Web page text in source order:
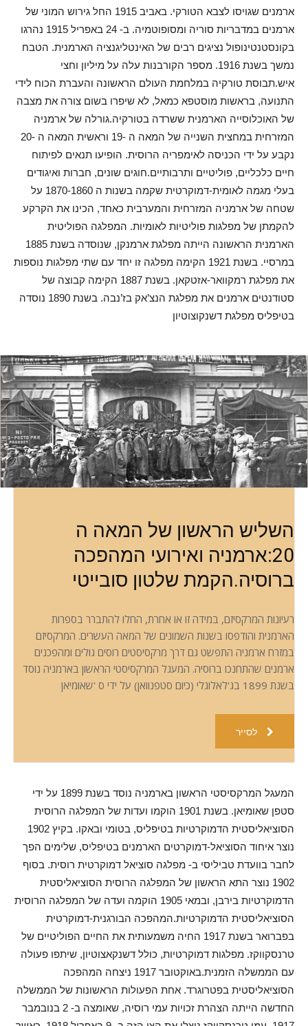
ארמנים שגויסו לצבא הטורקי. באביב 1915 החל גירוש המוני של
ארמנים במדבריות סוריה ומסופוטמיה. ב- 24 באפריל 1915 נהרגו
בקונסטנטינופול נציגים רבים של האינטליגנציה הארמנית. הטבח
נמשך בשנת 1916. מספר הקורבנות עלה על מיליון וחצי
איש.תבוסת טורקיה במלחמת העולם הראשונה והעברת הכוח לידי
התנועה, בראשות מוסטפא כמאל, לא שיפרו בשום צורה את מצבה
של האוכלוסייה הארמנית ששרדה בטורקיה.גורלה של ארמניה
המזרחית במחצית השנייה של המאה ה -19 וראשית המאה ה -20
נקבע על ידי הכניסה לאימפריה הרוסית. הופיעו תנאים לפיתוח
חיים כלכליים, פוליטיים ותרבותיים.חוגים שונים, חברות ואיגודים
בעלי מגמה לאומית-דמוקרטית שקמה בשנות ה 1870-1860 על
שטחה של ארמניה המזרחית והמערבית כאחד, הכינו את הקרקע
להקמתן של מפלגות פוליטיות לאומיות. המפלגה הפוליטית
הארמנית הראשונה הייתה מפלגת ארמנקן, שנוסדה בשנת 1885
במרסיי. בשנת 1921 הקימה מפלגה זו יחד עם שתי מפלגות נוספות
את מפלגת רמקוואר-אזטקאן. בשנת 1887 הקימה קבוצה של
סטודנטים ארמנים את מפלגת הנצ’אק בז’נבה. בשנת 1890 נוסדה
בטיפליס מפלגת דשנקוצוטיון
השליש הראשון של המאה ה
20:ארמניה ואירועי המהפכה
ברוסיה.הקמת שלטון סובייטי
רעיונות המרקסיזם, במידה זו או אחרת, החלו להתברר בספרות
הארמנית והודפסו בשנות השמונים של המאה העשרים. המרקסיזם
במזרח ארמניה התפשט גם דרך מרקסיסטים רוסים גולים ומהפכנים
ארמנים שהתחנכו ברוסיה. המעגל המרקסיסטי הראשון בארמניה נוסד
בשנת 1899 בג'לאלוגלי (כיום סטפנוואן) על ידי ס 'שאומיאן
לסייר
המעגל המרקסיסטי הראשון בארמניה נוסד בשנת 1899 על ידי
סטפן שאומיאן. בשנת 1901 הוקמו ועדות של המפלגה הרוסית
הסוציאליסטית הדמוקרטיות בטיפליס, בטומי ובאקו. בקיץ 1902
נוצר איחוד הסוציאל-דמוקרטים הארמנים בטיפליס, שלימים הפך
לחבר בוועדת טביליסי ב- מפלגה סוציאל דמוקרטית רוסית. בסוף
1902 נוצר התא הראשון של המפלגה הרוסית הסוציאליסטית
הדמוקרטיות בירבן, ובמאי 1905 הוקמה ועדה של המפלגה הרוסית
הסוציאליסטית הדמוקרטיות.המהפכה הבורגנית-דמוקרטית
בפברואר בשנת 1917 החיה משמעותית את החיים הפוליטיים של
טרנסקווקז. מפלגות דמוקרטיות, כולל דשנקאצוטיון, שיתפו פעולה
עם הממשלה הזמנית.באוקטובר 1917 ניצחה המהפכה
הסוציאליסטית בפטרוגרד. אחת הפעולות הראשונות של הממשלה
החדשה הייתה הצהרת זכויות עמי רוסיה, שאומצה ב- 2 בנובמבר